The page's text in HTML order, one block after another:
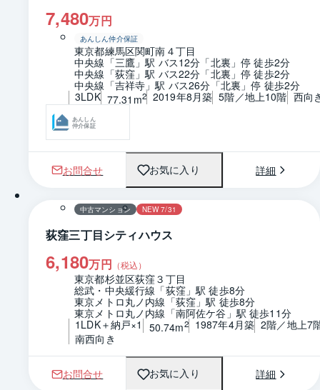
7,480万円
あんしん仲介保証
東京都練馬区関町南４丁目
中央線「三鷹」駅 バス12分「北裏」停 徒歩2分
中央線「荻窪」駅 バス22分「北裏」停 徒歩2分
中央線「吉祥寺」駅 バス26分「北裏」停 徒歩2分
3LDK 77.31m2 2019年8月築 5階／地上10階 西向
あんしん
仲介保証
お問合せ お気に入り 詳細
1 / 0 間取り
中古マンション NEW 7/31
荻窪三丁目シティハウス
6,180万円 （税込）
東京都杉並区荻窪３丁目
総武・中央緩行線「荻窪」駅 徒歩8分
東京メトロ丸ノ内線「荻窪」駅 徒歩8分
東京メトロ丸ノ内線「南阿佐ケ谷」駅 徒歩11分
1LDK＋納戸×1
50.74m2 1987年4月築 2階／地上7
南西向き
お問合せ お気に入り 詳細
1 / 0 間取り